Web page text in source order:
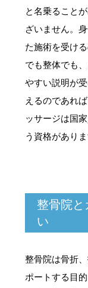
と名乗ること
ざいません。
た施術を受け
でも整体でも
やすい説明が
えるのであれ
ッサージは国
う資格がありま
整骨院と
い
整骨院は骨折
ポートする目